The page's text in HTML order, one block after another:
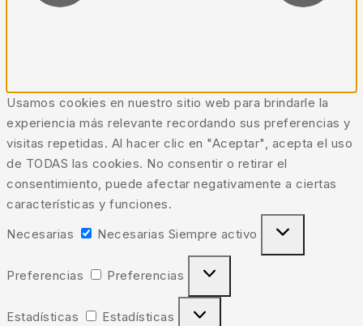
Usamos cookies en nuestro sitio web para brindarle la
experiencia más relevante recordando sus preferencias y
visitas repetidas. Al hacer clic en "Aceptar", acepta el uso
de TODAS las cookies. No consentir o retirar el
consentimiento, puede afectar negativamente a ciertas
características y funciones.
Necesarias
Necesarias Siempre activo
Preferencias Preferencias
Estadísticas Estadísticas